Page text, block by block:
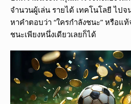
จำนวนผู้เล่น รายได้ เทคโนโลยี ไป
หาคำตอบว่า “ใครกำลังชนะ” หรือแ
ชนะเพียงหนึ่งเดียวเลยก็ได้